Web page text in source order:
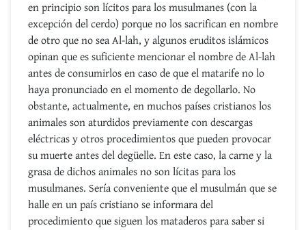
en principio son lícitos para los musulmanes (con la
excepción del cerdo) porque no los sacrifican en nombre
de otro que no sea Al-lah, y algunos eruditos islámicos
opinan que es suficiente mencionar el nombre de Al-lah
antes de consumirlos en caso de que el matarife no lo
haya pronunciado en el momento de degollarlo. No
obstante, actualmente, en muchos países cristianos los
animales son aturdidos previamente con descargas
eléctricas y otros procedimientos que pueden provocar
su muerte antes del degüelle. En este caso, la carne y la
grasa de dichos animales no son lícitas para los
musulmanes. Sería conveniente que el musulmán que se
halle en un país cristiano se informara del
procedimiento que siguen los mataderos para saber si